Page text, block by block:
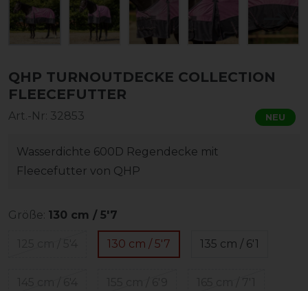
QHP TURNOUTDECKE COLLECTION
FLEECEFUTTER
Art.-Nr: 32853 NEU
Wasserdichte 600D Regendecke mit
Fleecefutter von QHP
Größe: 130 cm / 5'7
130 cm / 5'7 135 cm / 6'1